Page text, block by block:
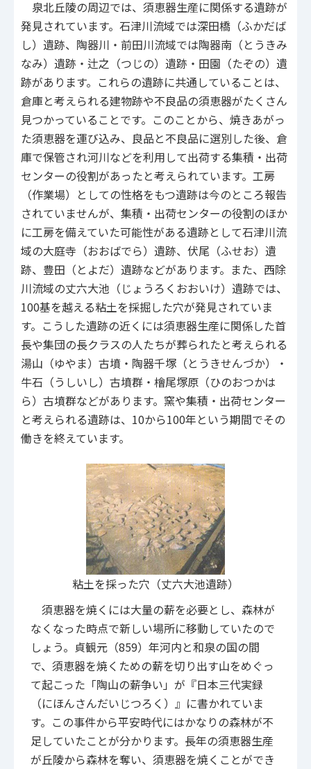
泉北丘陵の周辺では、須恵器生産に関係する遺跡が
発見されています。石津川流域では深田橋（ふかだば
し）遺跡、陶器川・前田川流域では陶器南（とうきみ
なみ）遺跡・辻之（つじの）遺跡・田園（たぞの）遺
跡があります。これらの遺跡に共通していることは、
倉庫と考えられる建物跡や不良品の須恵器がたくさん
見つかっていることです。このことから、焼きあがっ
た須恵器を運び込み、良品と不良品に選別した後、倉
庫で保管され河川などを利用して出荷する集積・出荷
センターの役割があったと考えられています。工房
（作業場）としての性格をもつ遺跡は今のところ報告
されていませんが、集積・出荷センターの役割のほか
に工房を備えていた可能性がある遺跡として石津川流
域の大庭寺（おおばでら）遺跡、伏尾（ふせお）遺
跡、豊田（とよだ）遺跡などがあります。また、西除
川流域の丈六大池（じょうろくおおいけ）遺跡では、
100基を越える粘土を採掘した穴が発見されていま
す。こうした遺跡の近くには須恵器生産に関係した首
長や集団の長クラスの人たちが葬られたと考えられる
湯山（ゆやま）古墳・陶器千塚（とうきせんづか）・
牛石（うしいし）古墳群・檜尾塚原（ひのおつかは
ら）古墳群などがあります。窯や集積・出荷センター
と考えられる遺跡は、10から100年という期間でその
働きを終えています。
粘土を採った穴（丈六大池遺跡）
須恵器を焼くには大量の薪を必要とし、森林が
なくなった時点で新しい場所に移動していたので
しょう。貞観元（859）年河内と和泉の国の間
で、須恵器を焼くための薪を切り出す山をめぐっ
て起こった「陶山の薪争い」が『日本三代実録
（にほんさんだいじつろく）』に書かれていま
す。この事件から平安時代にはかなりの森林が不
足していたことが分かります。長年の須恵器生産
が丘陵から森林を奪い、須恵器を焼くことができ